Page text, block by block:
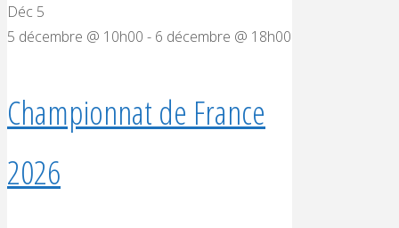
Déc 5
5 décembre @ 10h00 - 6 décembre @ 18h00
Championnat de France
2026